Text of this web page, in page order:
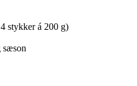
stykker á 200 g)
sæson